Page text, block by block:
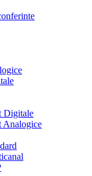
Digitale
Analogice